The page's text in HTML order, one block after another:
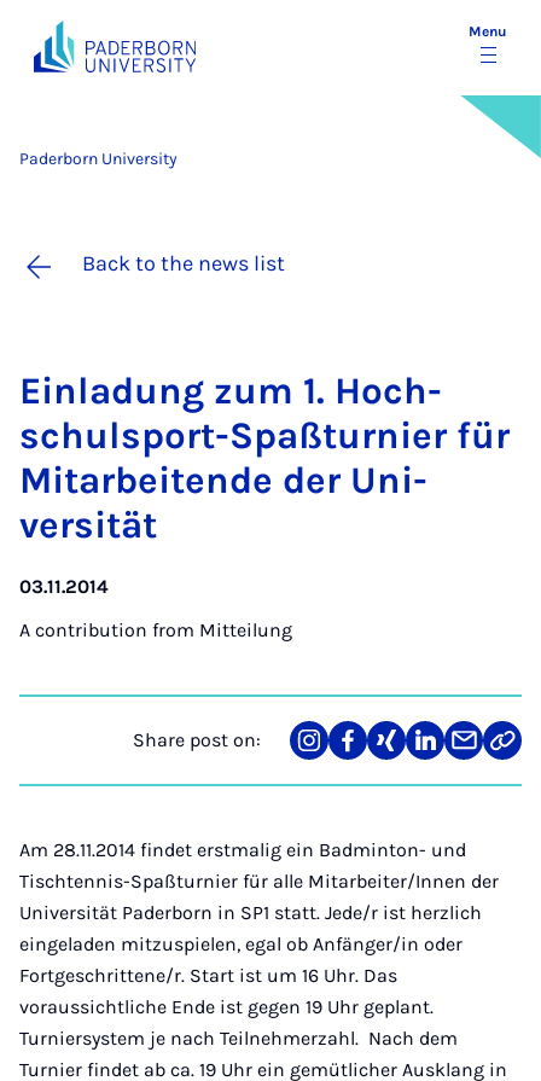
Menu
Paderborn University
Back to the news list
Ein­ladung zum 1. Hoch­
schulsport-Spaßturni­er für
Mit­arbeitende der Uni­
versität
03.11.2014
A contribution from Mitteilung
Share post on:
Share
on
Teilen
auf
Teilen
auf
Teilen
auf
Teilen
über
Mail
Link
Am 28.11.2014 findet erstmalig ein Badminton- und
Tischtennis-Spaßturnier für alle Mitarbeiter/Innen der
Universität Paderborn in SP1 statt. Jede/r ist herzlich
eingeladen mitzuspielen, egal ob Anfänger/in oder
Fortgeschrittene/r. Start ist um 16 Uhr. Das
voraussichtliche Ende ist gegen 19 Uhr geplant.
Turniersystem je nach Teilnehmerzahl. Nach dem
Turnier findet ab ca. 19 Uhr ein gemütlicher Ausklang in